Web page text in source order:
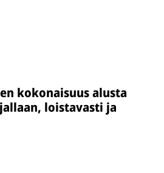
kokonaisuus alusta
loistavasti ja